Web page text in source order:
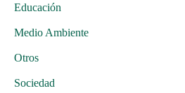
Educación
Medio Ambiente
Otros
Sociedad